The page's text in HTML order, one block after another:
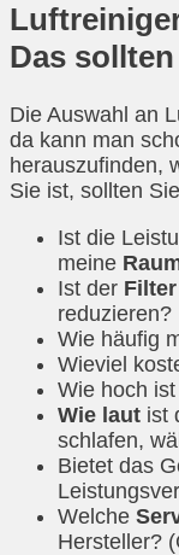
Das
Die Auswahl an
da kann man
herauszufinden,
Sie ist, sollten
Ist die
meine
Ist der Filter
reduzieren?
Wie häufig
Wieviel
Wie hoch
Wie laut ist
schlafen,
Bietet das
Welche
Hersteller?